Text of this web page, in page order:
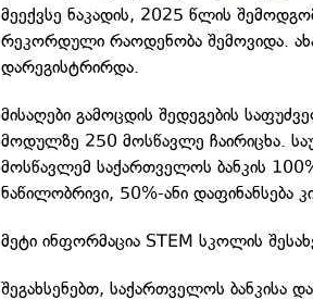
მეექვსე ნაკადის, 2025 წლის
რეკორდული რაოდენობა შემოვიდა.
დარეგისტრირდა.
მისაღები გამოცდის შედეგების
მოდულზე 250 მოსწავლე ჩაირიცხა.
მოსწავლემ საქართველოს ბანკის
ნაწილობრივი, 50%-ანი დაფინანსება
მეტი ინფორმაცია STEM სკოლის
შეგახსენებთ, საქართველოს ბანკისა